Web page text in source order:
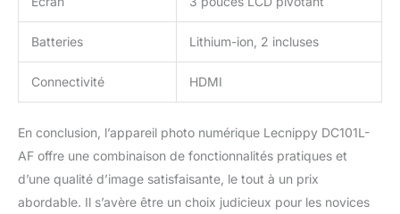
l'enregistrement en
appuyant sur le bouton
caméra.Cette caméra
batterie lithium-ion de
1600 mAh et prend en
charge l'enregistrement
pendant la charge, ce qui
vous permet de vous
Batteries Lithium-ion, 2 incluses
Connectivité HDMI
En conclusion, l’appareil photo numérique Lecnippy DC101L-
AF offre une combinaison de fonctionnalités pratiques et
d’une qualité d’image satisfaisante, le tout à un prix
abordable. Il s’avère être un choix judicieux pour les novices